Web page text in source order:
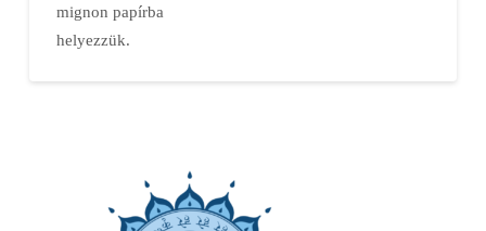
mignon papírba
helyezzük.